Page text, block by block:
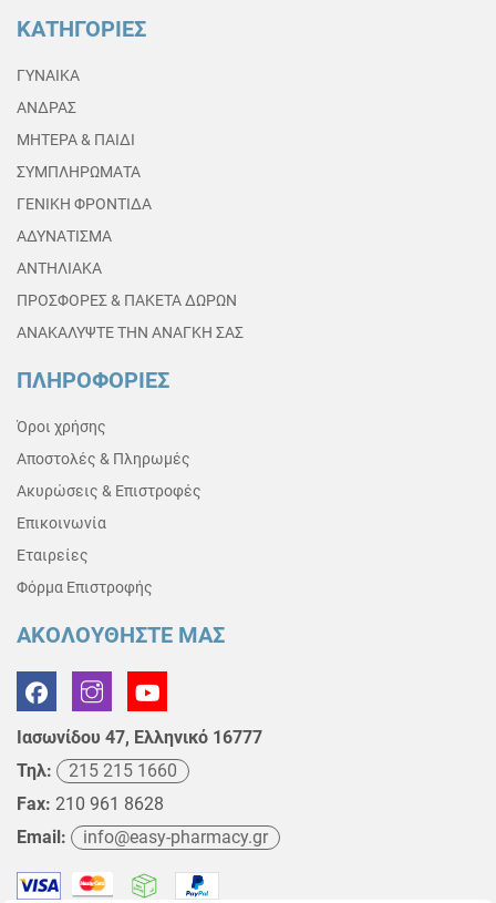
ΚΑΤΗΓΟΡΙΕΣ
ΓΥΝΑΙΚΑ
ΑΝΔΡΑΣ
ΜΗΤΕΡΑ & ΠΑΙΔΙ
ΣΥΜΠΛΗΡΩΜΑΤΑ
ΓΕΝΙΚΗ ΦΡΟΝΤΙΔΑ
ΑΔΥΝΑΤΙΣΜΑ
ΑΝΤΗΛΙΑΚΑ
ΠΡΟΣΦΟΡΕΣ & ΠΑΚΕΤΑ ΔΩΡΩΝ
ΑΝΑΚΑΛΥΨΤΕ ΤΗΝ ΑΝΑΓΚΗ ΣΑΣ
ΠΛΗΡΟΦΟΡΙΕΣ
Όροι χρήσης
Αποστολές & Πληρωμές
Ακυρώσεις & Επιστροφές
Επικοινωνία
Εταιρείες
Φόρμα Επιστροφής
ΑΚΟΛΟΥΘΗΣΤΕ ΜΑΣ
Ιασωνίδου 47, Ελληνικό 16777
Τηλ:
215 215 1660
Fax: 210 961 8628
Email:
info@easy-pharmacy.gr